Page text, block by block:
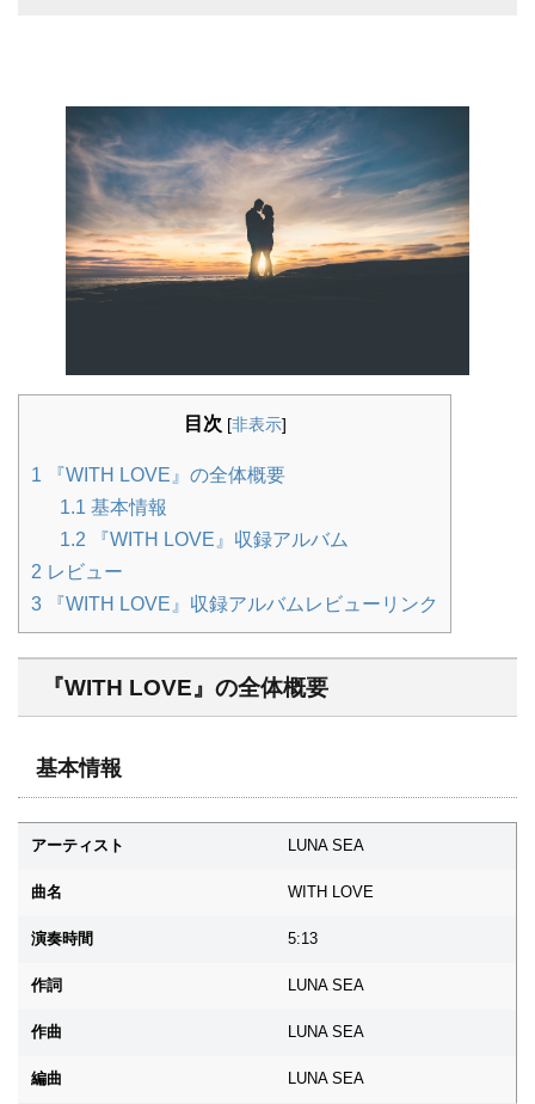
目次 [非表示]
1 『WITH LOVE』の全体概要
1.1 基本情報
1.2 『WITH LOVE』収録アルバム
2 レビュー
3 『WITH LOVE』収録アルバムレビューリンク
『WITH LOVE』の全体概要
基本情報
アーティスト LUNA SEA
曲名 WITH LOVE
演奏時間 5:13
作詞 LUNA SEA
作曲 LUNA SEA
編曲 LUNA SEA